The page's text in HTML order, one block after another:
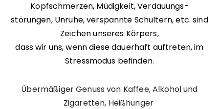
Kopfschmerzen, Müdigkeit, Verdauungs-
störungen, Unruhe, verspannte Schultern, etc. sind
Zeichen unseres Körpers,
dass wir uns, wenn diese dauerhaft auftreten, im
Stressmodus befinden.
Übermäßiger Genuss von Kaffee, Alkohol und
Zigaretten, Heißhunger